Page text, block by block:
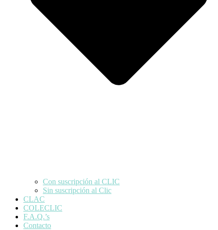
Con suscripción al CLIC
Sin suscripción al Clic
CLAC
COLECLIC
F.A.Q.’s
Contacto